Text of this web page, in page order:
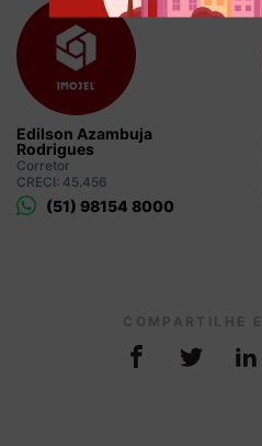
Edilson Azambuja
Rodrigues
Corretor
CRECI: 45.456
(51) 98154 8000